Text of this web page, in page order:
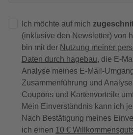
Ich möchte auf mich
(inklusive den Newsletter) von
bin mit der Nutzung meiner
Daten durch hagebau, die E-
Analyse meines E-Mail-
Zusammenführung und
Coupons und Kartenvorteile
Mein Einverständnis kann ich
Nach Bestätigung meines
ich einen 10 €